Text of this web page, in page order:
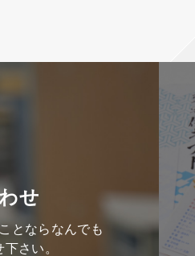
せ
とならなんでも
さい。